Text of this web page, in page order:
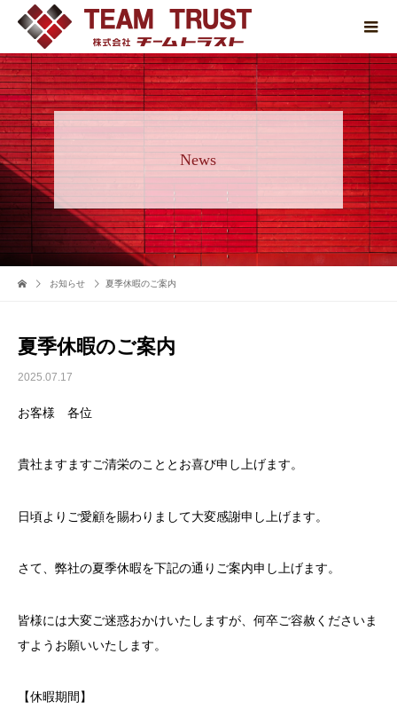
News
お知らせ 夏季休暇のご案内
夏季休暇のご案内
2025.07.17
お客様 各位
貴社ますますご清栄のこととお喜び申し上げます。
日頃よりご愛顧を賜わりまして大変感謝申し上げます。
さて、弊社の夏季休暇を下記の通りご案内申し上げます。
皆様には大変ご迷惑おかけいたしますが、何卒ご容赦くださいま
すようお願いいたします。
【休暇期間】